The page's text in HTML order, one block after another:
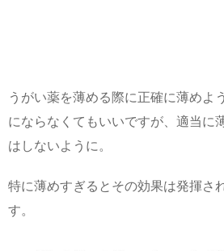
うがい薬を薄める際に正確に薄めよ
にならなくてもいいですが、適当に
はしないように。
特に薄めすぎるとその効果は発揮さ
す。